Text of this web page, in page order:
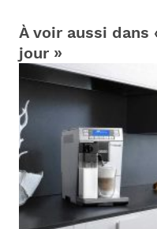
À voir aussi dans
jour »